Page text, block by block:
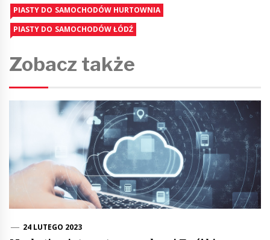
PIASTY DO SAMOCHODÓW HURTOWNIA
PIASTY DO SAMOCHODÓW ŁÓDŹ
Zobacz także
24 LUTEGO 2023